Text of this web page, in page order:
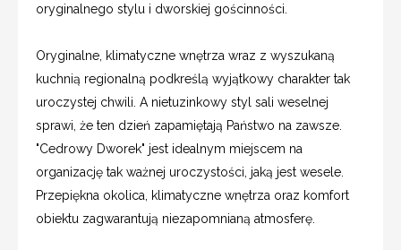
oryginalnego stylu i dworskiej gościnności.
Oryginalne, klimatyczne wnętrza wraz z wyszukaną
kuchnią regionalną podkreślą wyjątkowy charakter tak
uroczystej chwili. A nietuzinkowy styl sali weselnej
sprawi, że ten dzień zapamiętają Państwo na zawsze.
"Cedrowy Dworek" jest idealnym miejscem na
organizację tak ważnej uroczystości, jaką jest wesele.
Przepiękna okolica, klimatyczne wnętrza oraz komfort
obiektu zagwarantują niezapomnianą atmosferę.